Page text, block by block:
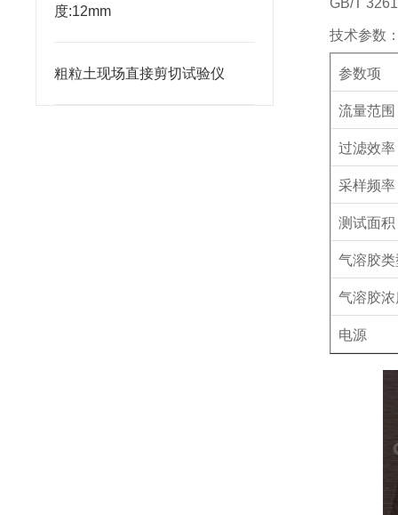
度:12mm
粗粒土现场直接剪切试验仪
GB/T
技术参数
参数项
流量范围
过滤效率
采样频率
测试面积
气溶胶类
气溶胶浓
电源